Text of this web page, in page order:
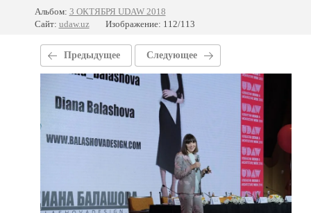
Альбом: 3 ОКТЯБРЯ UDAW 2018
Сайт: udaw.uz Изображение: 112/113
Предыдущее Следующее